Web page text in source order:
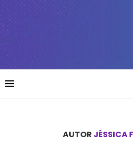
AUTOR JÉSSICA